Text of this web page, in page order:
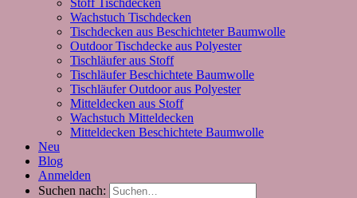
Wachstuch Tischdecken
Tischdecken aus Beschichteter Baumwolle
Outdoor Tischdecke aus Polyester
Tischläufer aus Stoff
Tischläufer Beschichtete Baumwolle
Tischläufer Outdoor aus Polyester
Mitteldecken aus Stoff
Wachstuch Mitteldecken
Mitteldecken Beschichtete Baumwolle
Neu
Blog
Anmelden
Suchen nach: